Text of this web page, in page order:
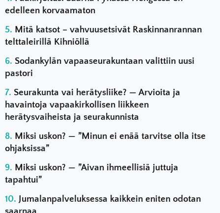
edelleen korvaamaton
Mitä katsot – vahvuusetsivät Raskinnanrannan
telttaleirillä Kihniöllä
Sodankylän vapaaseurakuntaan valittiin uusi
pastori
Seurakunta vai herätysliike? — Arvioita ja
havaintoja vapaakirkollisen liikkeen
herätysvaiheista ja seurakunnista
Miksi uskon? — ”Minun ei enää tarvitse olla itse
ohjaksissa”
Miksi uskon? — ”Aivan ihmeellisiä juttuja
tapahtui”
Jumalanpalveluksessa kaikkein eniten odotan